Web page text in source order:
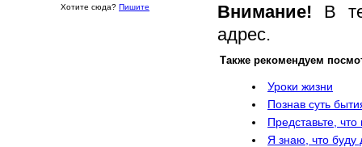
Хотите сюда? Пишите
Внимание! В
адрес.
Также рекомендуем
Уроки жизни
Познав суть
Представьте,
Я знаю, что буду